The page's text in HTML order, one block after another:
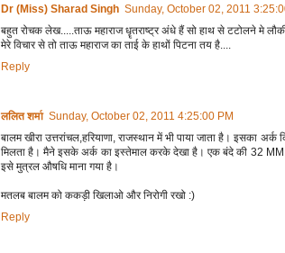
Dr (Miss) Sharad Singh Sunday, October 02, 2011
बहुत रोचक लेख.....ताऊ महाराज धॄतराष्ट्र अंधे हैं सो हाथ से टटोलने मे
मेरे विचार से तो ताऊ महाराज का ताई के हाथों पिटना तय है....
Reply
ललित शर्मा Sunday, October 02, 2011 4:25:00 PM
बालम खीरा उत्तरांचल,हरियाणा, राजस्थान में भी पाया जाता है। इसका
मिलता है। मैने इसके अर्क का इस्तेमाल करके देखा है। एक बंदे की 32 MM
इसे मुत्रल औषधि माना गया है।
मतलब बालम को ककड़ी खिलाओ और निरोगी रखो :)
Reply